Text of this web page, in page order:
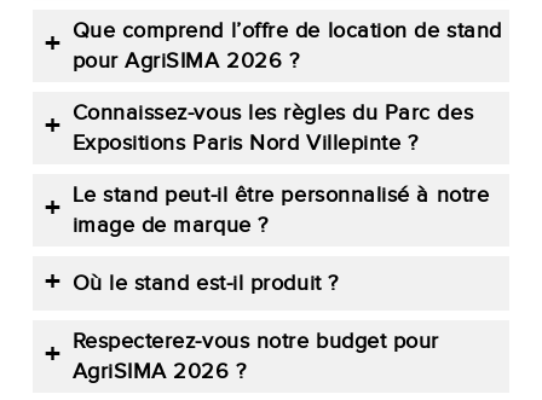
Que comprend l’offre de location de stand
pour AgriSIMA 2026 ?
Connaissez-vous les règles du Parc des
Expositions Paris Nord Villepinte ?
Le stand peut-il être personnalisé à notre
image de marque ?
Où le stand est-il produit ?
Respecterez-vous notre budget pour
AgriSIMA 2026 ?